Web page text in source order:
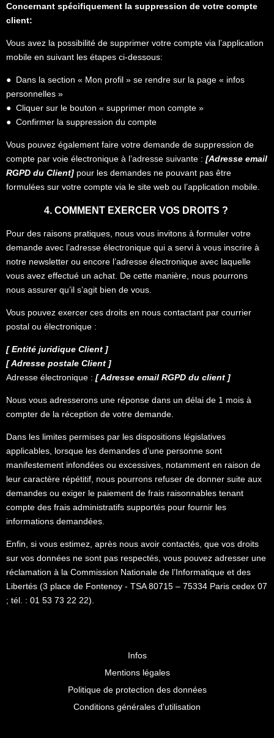
Concernant spécifiquement la suppression de votre compte
client:
Vous avez la possibilité de supprimer votre compte via l’application
mobile en suivant les étapes ci-dessous:
● Dans la section « Mon profil » se rendre sur la page « infos
personnelles »
● Cliquer sur le bouton « supprimer mon compte »
● Confirmer la suppression du compte
Vous pouvez également faire votre demande de suppression de
compte par voie électronique à l’adresse suivante : [Adresse email
RGPD du Client] pour les demandes ne pouvant pas être
formulées sur votre compte via le site web ou l’application mobile.
4. COMMENT EXERCER VOS DROITS ?
Pour des raisons pratiques, nous vous invitons à formuler votre
demande avec l’adresse électronique qui a servi à vous inscrire à
notre newsletter ou encore l’adresse électronique avec laquelle
vous avez effectué un achat. De cette manière, nous pourrons
nous assurer qu’il s’agit bien de vous.
Vous pouvez exercer ces droits en nous contactant par courrier
postal ou électronique :
[ Entité juridique Client ]
[ Adresse postale Client ]
Adresse électronique : [ Adresse email RGPD du client ]
Nous vous adresserons une réponse dans un délai de 1 mois à
compter de la réception de votre demande.
Dans les limites permises par les dispositions législatives
applicables, lorsque les demandes d’une personne sont
manifestement infondées ou excessives, notamment en raison de
leur caractère répétitif, nous pourrons refuser de donner suite aux
demandes ou exiger le paiement de frais raisonnables tenant
compte des frais administratifs supportés pour fournir les
informations demandées.
Enfin, si vous estimez, après nous avoir contactés, que vos droits
sur vos données ne sont pas respectés, vous pouvez adresser une
réclamation à la Commission Nationale de l’Informatique et des
Libertés (3 place de Fontenoy - TSA 80715 – 75334 Paris cedex 07
; tél. : 01 53 73 22 22).
Infos
Mentions légales
Politique de protection des données
Conditions générales d'utilisation